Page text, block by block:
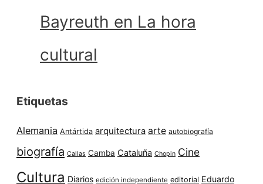
Bayreuth en La hora
cultural
Etiquetas
Alemania Antártida arquitectura arte autobiografía
biografía Callas Camba Cataluña Chopin Cine
Cultura Diarios edición independiente editorial Eduardo